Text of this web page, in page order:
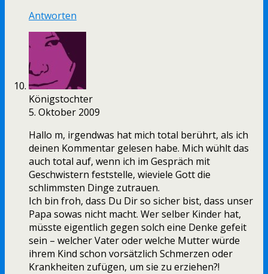
Antworten
Königstochter
5. Oktober 2009
Hallo m, irgendwas hat mich total berührt, als ich
deinen Kommentar gelesen habe. Mich wühlt das
auch total auf, wenn ich im Gespräch mit
Geschwistern feststelle, wieviele Gott die
schlimmsten Dinge zutrauen.
Ich bin froh, dass Du Dir so sicher bist, dass unser
Papa sowas nicht macht. Wer selber Kinder hat,
müsste eigentlich gegen solch eine Denke gefeit
sein – welcher Vater oder welche Mutter würde
ihrem Kind schon vorsätzlich Schmerzen oder
Krankheiten zufügen, um sie zu erziehen?!